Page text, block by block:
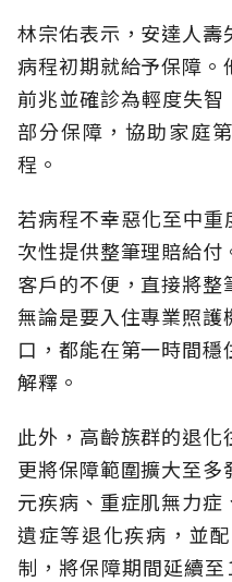
林宗佑表示，安達人
病程初期就給予保障
前兆並確診為輕度失
部分保障，協助家庭
程。
若病程不幸惡化至中
次性提供整筆理賠給
客戶的不便，直接將整
無論是要入住專業照
口，都能在第一時間
解釋。
此外，高齡族群的退
更將保障範圍擴大至
元疾病、重症肌無力
遺症等退化疾病，並
制，將保障期間延續